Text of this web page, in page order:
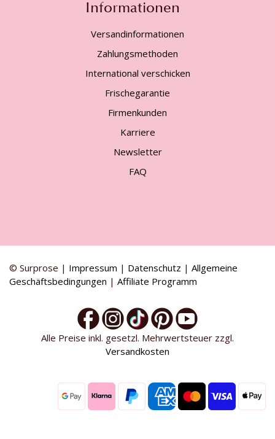
Informationen
Versandinformationen
Zahlungsmethoden
International verschicken
Frischegarantie
Firmenkunden
Karriere
Newsletter
FAQ
© Surprose | Impressum | Datenschutz | Allgemeine
Geschäftsbedingungen | Affiliate Programm
Alle Preise inkl. gesetzl. Mehrwertsteuer zzgl.
Versandkosten